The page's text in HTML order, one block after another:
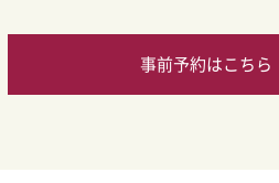
事前予約はこちら